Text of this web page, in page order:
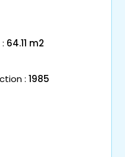
64.11 m2
: 1985